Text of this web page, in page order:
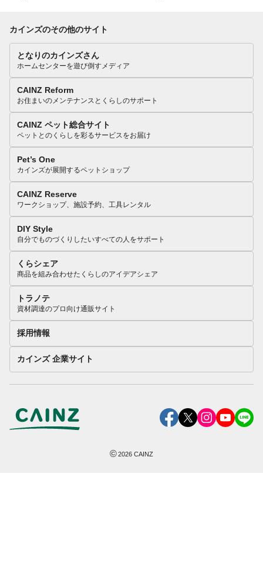
カインズのその他のサイト
となりのカインズさん
ホームセンターを遊び倒すメディア
CAINZ Reform
お住まいのメンテナンスとくらしのサポート
CAINZ ペット総合サイト
ペットとのくらしを彩るサービスをお届け
Pet’s One
カインズが展開するペットショップ
CAINZ Reserve
ワークショップ、施設予約、工具レンタル
DIY Style
自分でものづくりしたいすべての人をサポート
くらシェア
商品を組み合わせたくらしのアイデアシェア
トラノテ
資材調達のプロ向け通販サイト
採用情報
カインズ 企業サイト
©2026 CAINZ